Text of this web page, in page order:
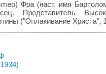
Фра (наст. имя
Представитель
("Оплакивание Христа",